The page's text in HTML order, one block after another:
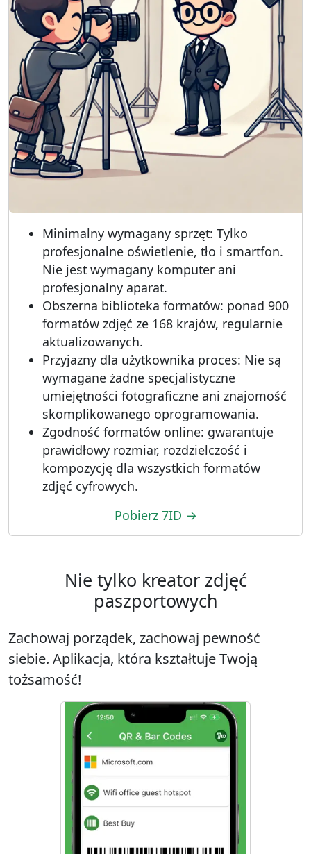
Minimalny wymagany sprzęt: Tylko
profesjonalne oświetlenie, tło i smartfon.
Nie jest wymagany komputer ani
profesjonalny aparat.
Obszerna biblioteka formatów: ponad 900
formatów zdjęć ze 168 krajów, regularnie
aktualizowanych.
Przyjazny dla użytkownika proces: Nie są
wymagane żadne specjalistyczne
umiejętności fotograficzne ani znajomość
skomplikowanego oprogramowania.
Zgodność formatów online: gwarantuje
prawidłowy rozmiar, rozdzielczość i
kompozycję dla wszystkich formatów
zdjęć cyfrowych.
Pobierz 7ID →
Nie tylko kreator zdjęć
paszportowych
Zachowaj porządek, zachowaj pewność
siebie. Aplikacja, która kształtuje Twoją
tożsamość!